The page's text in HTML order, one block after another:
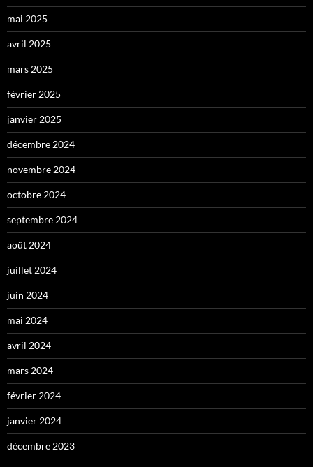
mai 2025
avril 2025
mars 2025
février 2025
janvier 2025
décembre 2024
novembre 2024
octobre 2024
septembre 2024
août 2024
juillet 2024
juin 2024
mai 2024
avril 2024
mars 2024
février 2024
janvier 2024
décembre 2023